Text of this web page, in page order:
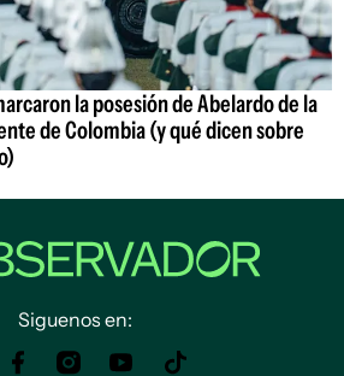
la posesión de Abelardo de la
de Colombia (y qué dicen sobre
Siguenos en: